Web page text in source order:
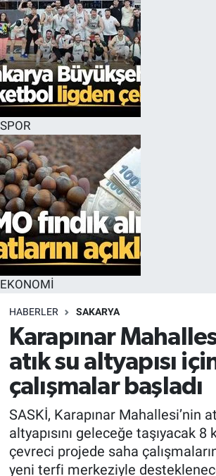
SPOR
EKONOMİ
HABERLER SAKARYA
Karapınar
atık su altyapısı
çalışmalar başladı
SASKİ, Karapınar Mahallesi’nin
altyapısını geleceğe taşıyacak
çevreci projede saha
yeni terfi merkeziyle